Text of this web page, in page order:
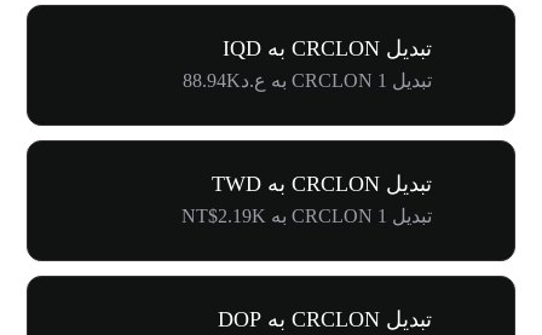
تبدیل CRCLON به IQD
تبدیل 1 CRCLON به ع.د88.94K
تبدیل CRCLON به TWD
تبدیل 1 CRCLON به NT$2.19K
تبدیل CRCLON به DOP